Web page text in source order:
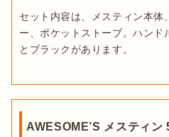
セット内容は、メスティン本体
ー、ポケットストーブ。ハンド
とブラックがあります。
AWESOME’S メスティン